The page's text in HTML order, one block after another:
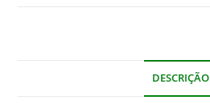
DESCRIÇÃO